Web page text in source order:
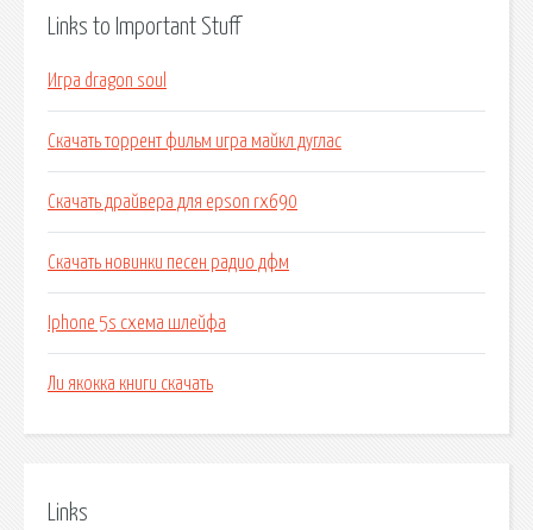
Links to Important Stuff
Игра dragon soul
Скачать торрент фильм игра майкл дуглас
Скачать драйвера для epson rx690
Скачать новинки песен радио дфм
Iphone 5s схема шлейфа
Ли якокка книги скачать
Links